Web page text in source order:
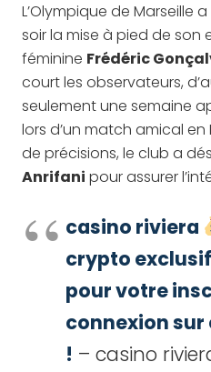
L’Olympique de Marseille
soir la mise à pied de son
féminine Frédéric
court les observateurs,
seulement une semaine
lors d’un match amical en
de précisions, le club a
Anrifani pour assurer
casino riviera
crypto exclusif
pour votre
connexion
! – casino